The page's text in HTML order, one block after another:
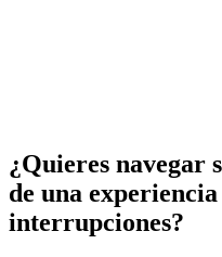
¿Quieres navegar
de una
interrupciones?